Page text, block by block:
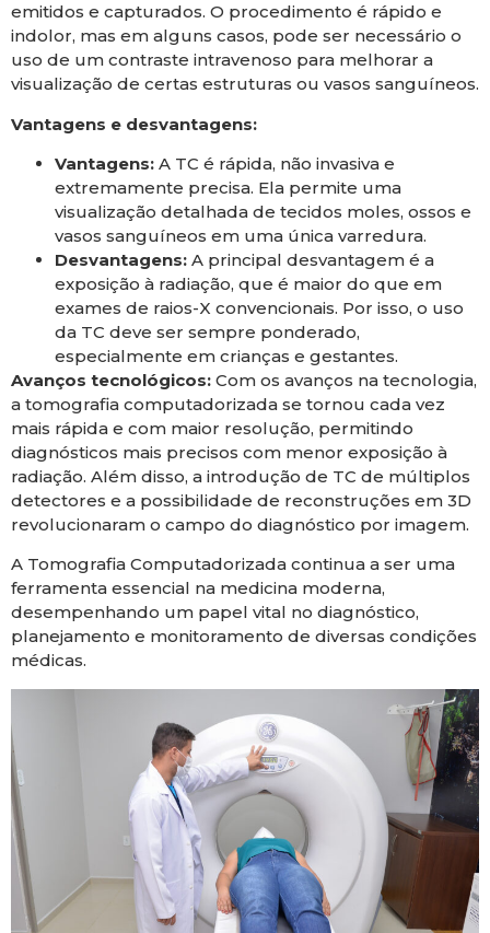
emitidos e capturados. O procedimento é rápido e
indolor, mas em alguns casos, pode ser necessário o
uso de um contraste intravenoso para melhorar a
visualização de certas estruturas ou vasos sanguíneos.
Vantagens e desvantagens:
Vantagens: A TC é rápida, não invasiva e
extremamente precisa. Ela permite uma
visualização detalhada de tecidos moles, ossos e
vasos sanguíneos em uma única varredura.
Desvantagens: A principal desvantagem é a
exposição à radiação, que é maior do que em
exames de raios-X convencionais. Por isso, o uso
da TC deve ser sempre ponderado,
especialmente em crianças e gestantes.
Avanços tecnológicos: Com os avanços na tecnologia,
a tomografia computadorizada se tornou cada vez
mais rápida e com maior resolução, permitindo
diagnósticos mais precisos com menor exposição à
radiação. Além disso, a introdução de TC de múltiplos
detectores e a possibilidade de reconstruções em 3D
revolucionaram o campo do diagnóstico por imagem.
A Tomografia Computadorizada continua a ser uma
ferramenta essencial na medicina moderna,
desempenhando um papel vital no diagnóstico,
planejamento e monitoramento de diversas condições
médicas.